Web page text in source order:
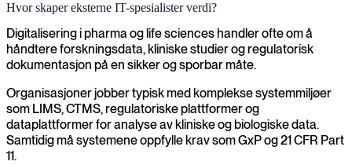
Hvor skaper eksterne IT-spesialister verdi?
Digitalisering i pharma og life sciences handler ofte om å
håndtere forskningsdata, kliniske studier og regulatorisk
dokumentasjon på en sikker og sporbar måte.
Organisasjoner jobber typisk med komplekse systemmiljøer
som LIMS, CTMS, regulatoriske plattformer og
dataplattformer for analyse av kliniske og biologiske data.
Samtidig må systemene oppfylle krav som GxP og 21 CFR Part
11.